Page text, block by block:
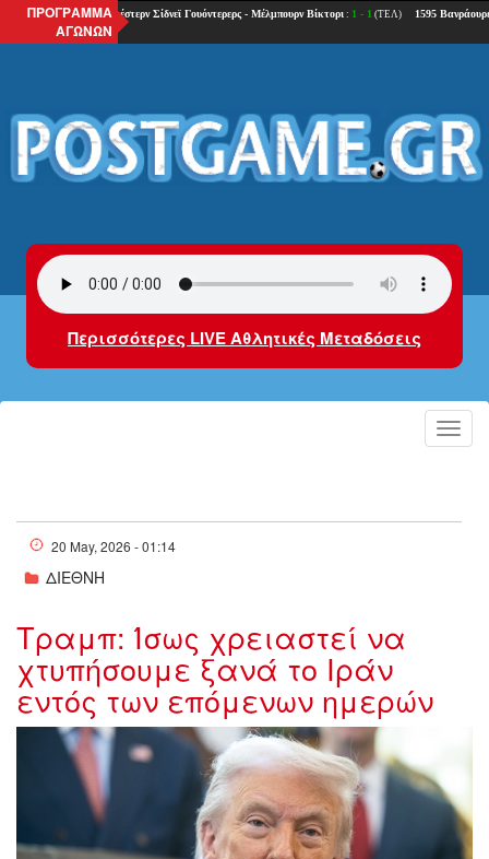
ΠΡΟΓΡΑΜΜΑ
ΑΓΩΝΩΝ
Περισσότερες LIVE Αθλητικές Μεταδόσεις
20 May, 2026 - 01:14
ΔΙΕΘΝΗ
Τραμπ: Ίσως χρειαστεί να
χτυπήσουμε ξανά το Ιράν
εντός των επόμενων ημερών
w19-